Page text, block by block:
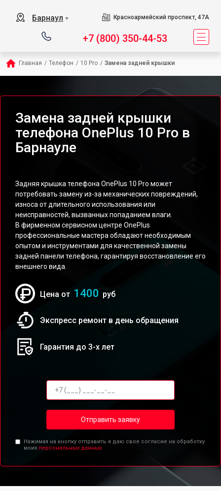
Барнаул ▼ Красноармейский проспект, 47А
+7 (800) 350-44-53
Главная / Телефон / 10 Pro / Замена задней крышки
Замена задней крышки
телефона OnePlus 10 Pro в
Барнауле
Задняя крышка телефона OnePlus 10 Pro может
потребовать замену из-за механических повреждений,
износа от длительного использования или
неисправностей, вызванных попаданием влаги.
В фирменном сервисном центре OnePlus
профессиональные мастера обладают необходимым
опытом и инструментами для качественной замены
задней панели телефона, гарантируя восстановление его
внешнего вида.
Цена от 1400 руб
Экспресс ремонт в день обращения
Гарантия до 3-х лет
Отправить заявку
Нажимая на кнопку отправить я даю свое согласие на обработку
моих персональных данных.